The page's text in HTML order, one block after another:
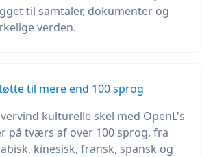
til samtaler, dokumenter og
verden.
til mere end 100 sprog
kulturelle skel med OpenL's
på tværs af over 100 sprog, fra
kinesisk, fransk, spansk og